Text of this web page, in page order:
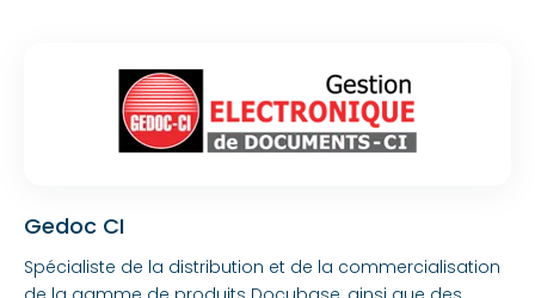
Gedoc CI
Spécialiste de la distribution et de la commercialisation